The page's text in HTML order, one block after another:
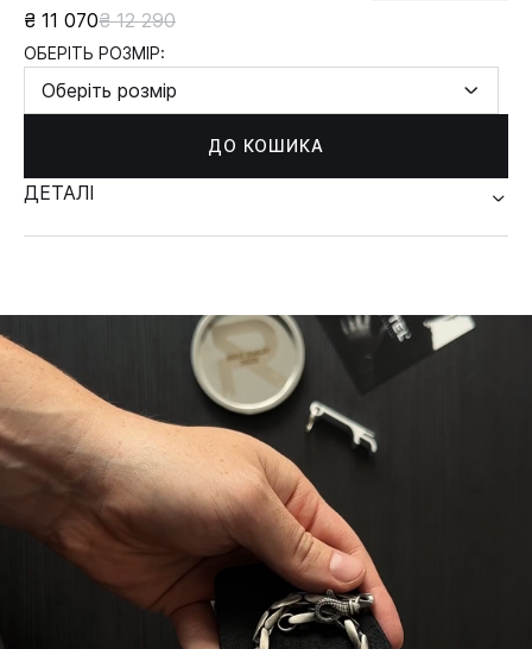
₴ 11 070₴ 12 290
ОБЕРІТЬ РОЗМІР:
Оберіть розмір
ДО КОШИКА
ДЕТАЛІ